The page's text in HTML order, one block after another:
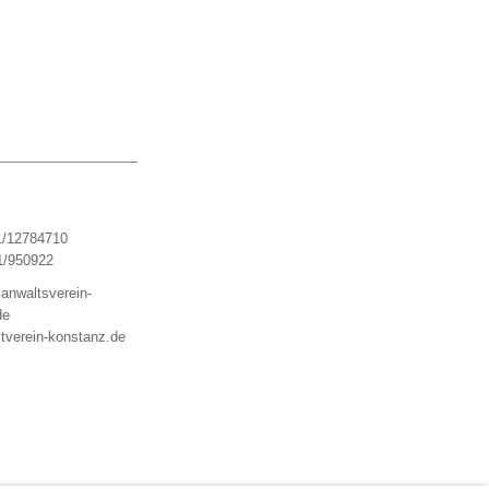
12784710
950922
konstanz.de